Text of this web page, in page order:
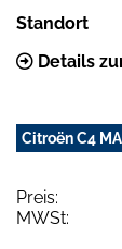
Standort
Details
Citroën C4
Preis:
MWSt: